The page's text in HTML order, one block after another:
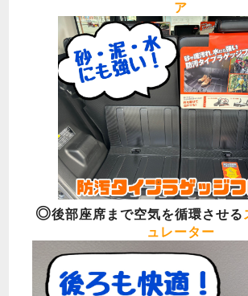
ア
◎後部座席まで空気を循環させる
ュレーター